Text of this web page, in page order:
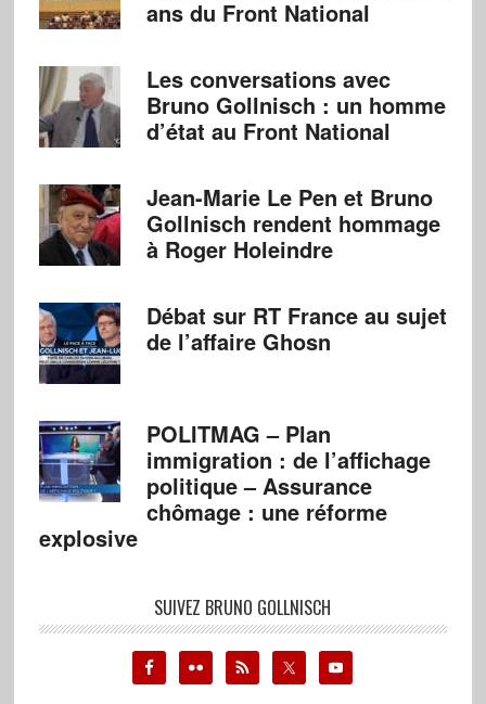
ans du Front National
Les conversations avec
Bruno Gollnisch : un homme
d’état au Front National
Jean-Marie Le Pen et Bruno
Gollnisch rendent hommage
à Roger Holeindre
Débat sur RT France au sujet
de l’affaire Ghosn
POLITMAG – Plan
immigration : de l’affichage
politique – Assurance
chômage : une réforme
explosive
SUIVEZ BRUNO GOLLNISCH